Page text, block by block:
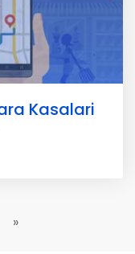
Kasalari
»